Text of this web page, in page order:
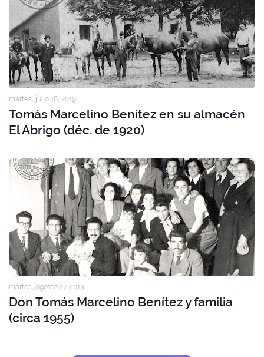
martes, julio 16, 2019
Tomás Marcelino Benítez en su almacén
El Abrigo (déc. de 1920)
martes, agosto 27, 2013
Don Tomás Marcelino Benítez y familia
(circa 1955)